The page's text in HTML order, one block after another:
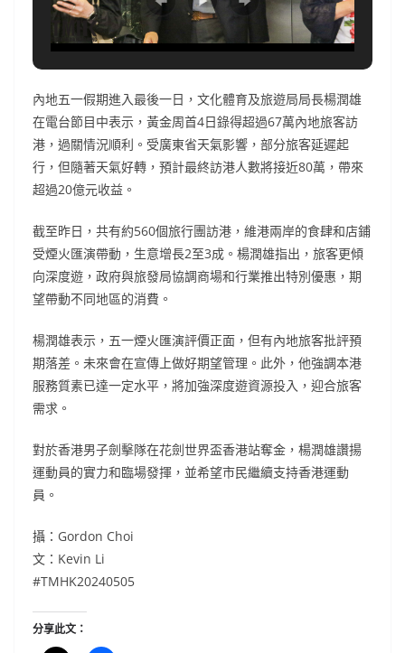
內地五一假期進入最後一日，文化體育及旅遊局局長楊潤雄
在電台節目中表示，黃金周首4日錄得超過67萬內地旅客訪
港，過關情況順利。受廣東省天氣影響，部分旅客延遲起
行，但隨著天氣好轉，預計最終訪港人數將接近80萬，帶來
超過20億元收益。
截至昨日，共有約560個旅行團訪港，維港兩岸的食肆和店鋪
受煙火匯演帶動，生意增長2至3成。楊潤雄指出，旅客更傾
向深度遊，政府與旅發局協調商場和行業推出特別優惠，期
望帶動不同地區的消費。
楊潤雄表示，五一煙火匯演評價正面，但有內地旅客批評預
期落差。未來會在宣傳上做好期望管理。此外，他強調本港
服務質素已達一定水平，將加強深度遊資源投入，迎合旅客
需求。
對於香港男子劍擊隊在花劍世界盃香港站奪金，楊潤雄讚揚
運動員的實力和臨場發揮，並希望市民繼續支持香港運動
員。
攝：Gordon Choi
文：Kevin Li
#TMHK20240505
分享此文：